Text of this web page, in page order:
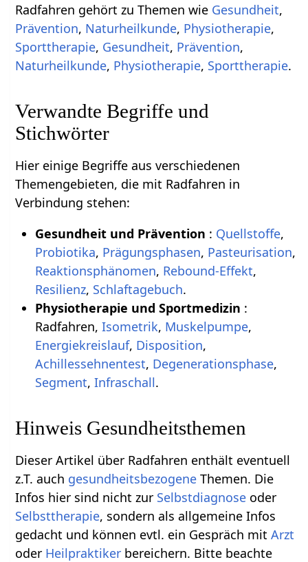
Radfahren gehört zu Themen wie Gesundheit,
Prävention, Naturheilkunde, Physiotherapie,
Sporttherapie, Gesundheit, Prävention,
Naturheilkunde, Physiotherapie, Sporttherapie.
Verwandte Begriffe und
Stichwörter
Hier einige Begriffe aus verschiedenen
Themengebieten, die mit Radfahren in
Verbindung stehen:
Gesundheit und Prävention : Quellstoffe,
Probiotika, Prägungsphasen, Pasteurisation,
Reaktionsphänomen, Rebound-Effekt,
Resilienz, Schlaftagebuch.
Physiotherapie und Sportmedizin :
Radfahren, Isometrik, Muskelpumpe,
Energiekreislauf, Disposition,
Achillessehnentest, Degenerationsphase,
Segment, Infraschall.
Hinweis Gesundheitsthemen
Dieser Artikel über Radfahren enthält eventuell
z.T. auch gesundheitsbezogene Themen. Die
Infos hier sind nicht zur Selbstdiagnose oder
Selbsttherapie, sondern als allgemeine Infos
gedacht und können evtl. ein Gespräch mitArzt
oder Heilpraktiker bereichern. Bitte beachte